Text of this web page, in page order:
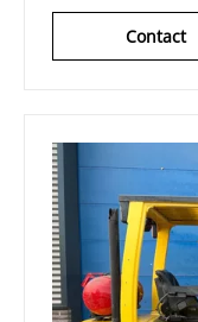
Contact